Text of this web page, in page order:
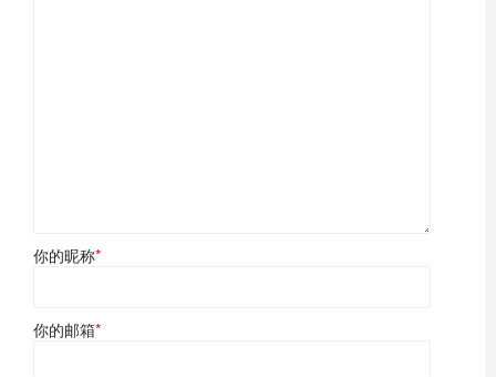
你的昵称*
你的邮箱*